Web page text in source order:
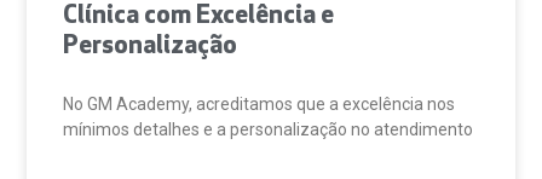
Clínica com Excelência e
Personalização
No GM Academy, acreditamos que a excelência nos
mínimos detalhes e a personalização no atendimento